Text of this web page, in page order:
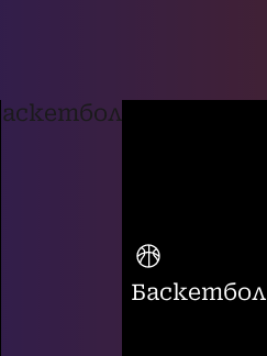
баскетбол
Баскетбол